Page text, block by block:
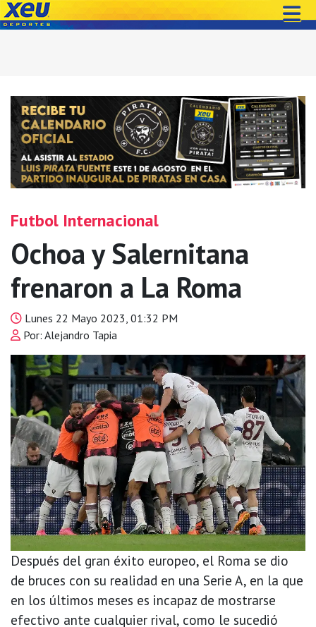
Futbol Internacional
Ochoa y Salernitana
frenaron a La Roma
Lunes 22 Mayo 2023, 01:32 PM
Por: Alejandro Tapia
Después del gran éxito europeo, el Roma se dio
de bruces con su realidad en una Serie A, en la que
en los últimos meses es incapaz de mostrarse
efectivo ante cualquier rival, como le sucedió